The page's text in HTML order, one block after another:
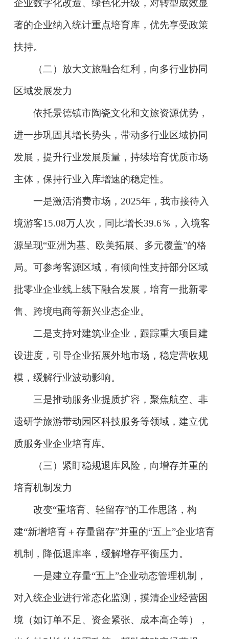
企业数字化改造、绿色化升级，对转型成效显
著的企业纳入统计重点培育库，优先享受政策
扶持。
（二）放大文旅融合红利，向多行业协同
区域发展发力
依托景德镇市陶瓷文化和文旅资源优势，
进一步巩固其增长势头，带动多行业区域协同
发展，提升行业发展质量，持续培育优质市场
主体，保持行业入库增速的稳定性。
一是激活消费市场，2025年，我市接待入
境游客15.08万人次，同比增长39.6％，入境客
源呈现“亚洲为基、欧美拓展、多元覆盖”的格
局。可参考客源区域，有倾向性支持部分区域
批零业企业线上线下融合发展，培育一批新零
售、跨境电商等新兴业态企业。
二是支持对建筑业企业，跟踪重大项目建
设进度，引导企业拓展外地市场，稳定营收规
模，缓解行业波动影响。
三是推动服务业提质扩容，聚焦航空、非
遗研学旅游带动园区科技服务等领域，建立优
质服务业企业培育库。
（三）紧盯稳规退库风险，向增存并重的
培育机制发力
改变“重培育、轻留存”的工作思路，构
建“新增培育＋存量留存”并重的“五上”企业培育
机制，降低退库率，缓解增存平衡压力。
一是建立存量“五上”企业动态管理机制，
对入统企业进行常态化监测，摸清企业经营困
境（如订单不足、资金紧张、成本高企等），